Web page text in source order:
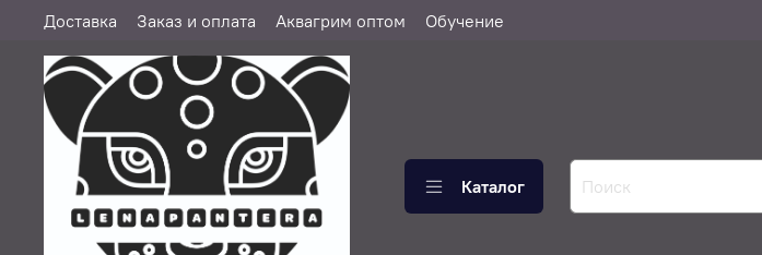
Доставка Заказ и оплата Аквагрим оптом Обучение
Каталог